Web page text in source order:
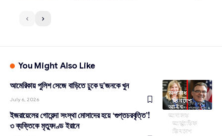
You Might Also Like
অপরাধ
ভিনদেশ
আমেরিকায় পুলিশ সেজে বাড়িতে ঢুকে দু’জনকে খুন
July 6, 2026
আইন-
আদালত
আন্তর্জাতিক
ভিনদেশ
ইজরায়েলের গোয়েন্দা সংস্থা মোসাদের হয়ে ‘গুপ্তচরবৃত্তি’!
৩ ব্যক্তিকে মৃত্যুদণ্ড ইরানে